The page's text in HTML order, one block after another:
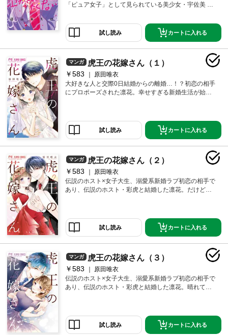
「ピュア女子」として見られている美少女・宇佐美 鈴
係に・・・学校でのプレイにガマンできなくなってし
まった鳴川は、鈴を自分の家に呼ぶ。しかし、鳴川母
の言いつけを守りたいという鈴は鳴川に手を出そうと
しない。ずっとガマンをし続けた鳴川は、ついに理性
が飛んで鈴を誘惑しまくり！？そして鈴も、とうとう
耐えられなくなって__！？「どれだけ泣き喚いても
やめてあげないから__」純真可憐な攻め女子×強気な受
け男子の新時代ラブ、第3巻☆
試し読み カートに入れる
マンガ 虎王の花嫁さん（１）
￥583
原田唯衣
大好きな人と交際0日結婚からの離婚…！？初恋の相手
にプロポーズされた凛花。幸せすぎる新婚生活が始ま
試し読み カートに入れる
マンガ 虎王の花嫁さん（２）
￥583
原田唯衣
伝説のホスト×女子大生、溺愛系新婚ラブ初恋の相手で
あり、伝説のホスト・彩虎と結婚した凛花。だけど、
けた先で待ち受けていた彩虎とお互いの隠していた気
持ちを明かし合い--？？
試し読み カートに入れる
マンガ 虎王の花嫁さん（３）
￥583
原田唯衣
伝説のホスト×女子大生、溺愛系新婚ラブ初恋の相手で
あり、伝説のホスト・彩虎と結婚した凛花。晴れて、
めての男友達・志摩も加わり、四角関係突入の予感―
―？
試し読み カートに入れる